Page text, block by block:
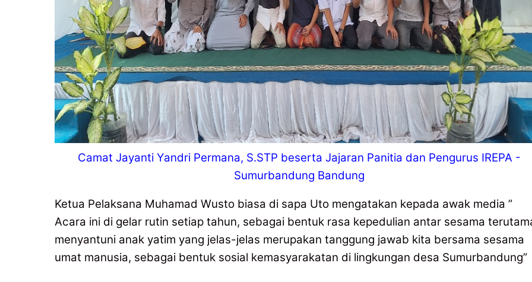
Camat Jayanti Yandri Permana, S.STP beserta Jajaran Panitia dan Pengurus IREPA -
Sumurbandung Bandung
Ketua Pelaksana Muhamad Wusto biasa di sapa Uto mengatakan kepada awak media ”
Acara ini di gelar rutin setiap tahun, sebagai bentuk rasa kepedulian antar sesama
menyantuni anak yatim yang jelas-jelas merupakan tanggung jawab kita bersama sesama
umat manusia, sebagai bentuk sosial kemasyarakatan di lingkungan desa Sumurbandung”